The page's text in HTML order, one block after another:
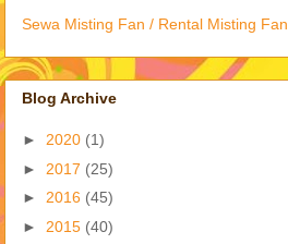
Sewa Misting Fan / Rental Misting Fan
Blog Archive
► 2020 (1)
► 2017 (25)
► 2016 (45)
► 2015 (40)